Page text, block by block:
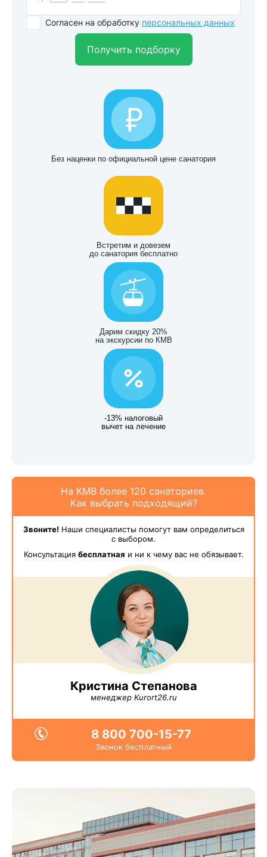
Согласен на обработку персональных данных
Получить подборку
Без наценки по официальной цене санатория
Встретим и довезем
до санатория бесплатно
Дарим скидку 20%
на экскурсии по КМВ
-13% налоговый
вычет на лечение
На КМВ более 120 санаториев.
Как выбрать подходящий?
Звоните!Наши специалисты помогут вам определиться
с выбором.
Консультация бесплатная и ни к чему вас не обязывает.
Кристина Степанова
менеджер Kurort26.ru
8 800 700-15-77
Звонок бесплатный